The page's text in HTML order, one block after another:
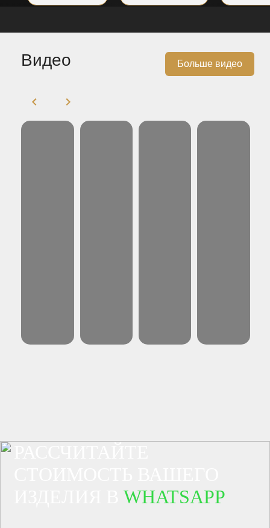
Видео Больше видео
ИЗДЕЛИЯ ВWHATSAPP